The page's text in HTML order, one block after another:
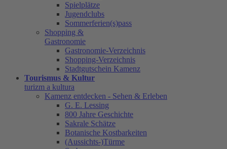
Spielplätze
Jugendclubs
Sommerferien(s)pass
Shopping &
Gastronomie
Gastronomie-Verzeichnis
Shopping-Verzeichnis
Stadtgutschein Kamenz
Tourismus & Kultur
turizm a kultura
Kamenz entdecken - Sehen & Erleben
G. E. Lessing
800 Jahre Geschichte
Sakrale Schätze
Botanische Kostbarkeiten
(Aussichts-)Türme